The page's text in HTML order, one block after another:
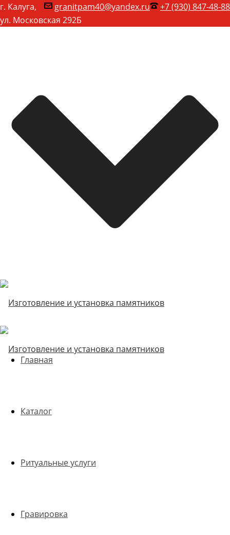
+7 (930) 847-48-88
granitpam40@yandex.ru
г. Калуга,
ул. Московская 292Б
Главная
Каталог
Ритуальные услуги
Гравировка